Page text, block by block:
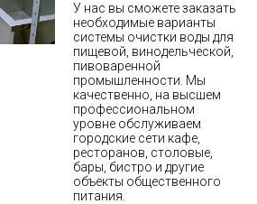
У нас вы сможете заказать
необходимые варианты
системы очистки воды для
пищевой, винодельческой,
пивоваренной
промышленности. Мы
качественно, на высшем
профессиональном
уровне обслуживаем
городские сети кафе,
ресторанов, столовые,
бары, бистро и другие
объекты общественного
питания.